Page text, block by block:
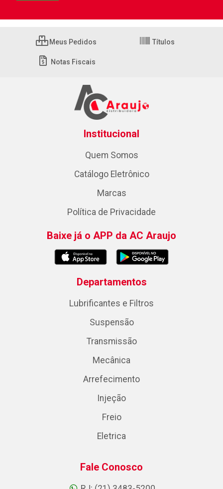
Meus Pedidos Títulos
Notas Fiscais
Institucional
Quem Somos
Catálogo Eletrônico
Marcas
Política de Privacidade
Baixe já o APP da AC Araujo
Departamentos
Lubrificantes e Filtros
Suspensão
Transmissão
Mecânica
Arrefecimento
Injeção
Freio
Eletrica
Fale Conosco